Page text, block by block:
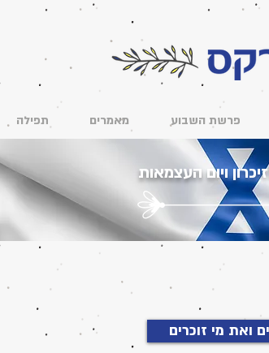
פרשת השבוע מאמרים תפילה
ויום העצמאות
ואת מי זוכרים